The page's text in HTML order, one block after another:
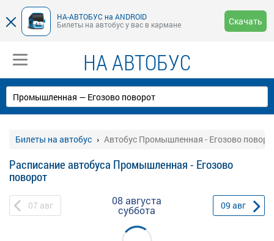
НА-АВТОБУС на ANDROID
Билеты на автобус у вас в кармане
Скачать
НА АВТОБУС
Билеты на автобус Автобус Промышленная - Егозово
Расписание автобуса Промышленная - Егозово
поворот
07 авг 08 августа
суббота 09 авг